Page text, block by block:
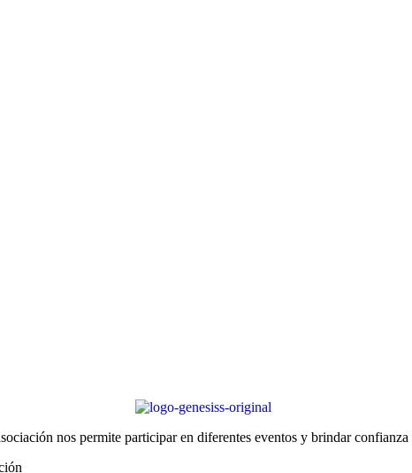
nos permite participar en diferentes eventos y brindar